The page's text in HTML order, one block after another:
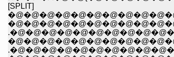
[SPLIT]